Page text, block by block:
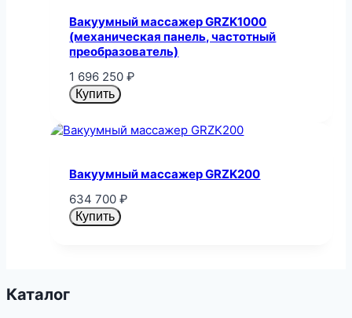
Вакуумный массажер GRZK1000
(механическая панель, частотный
преобразователь)
1 696 250₽
Купить
Вакуумный массажер GRZK200
634 700₽
Купить
Каталог